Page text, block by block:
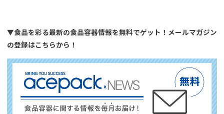
▼食品を彩る最新の食品容器情報を無料でゲット！メールマガジン
の登録はこちらから！